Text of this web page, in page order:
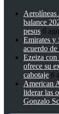
Aerolíneas
balance
pesos 6
Emirates y
acuerdo
Ezeiza
ofrece su
cabotaje 6
American
liderar las
Gonzalo